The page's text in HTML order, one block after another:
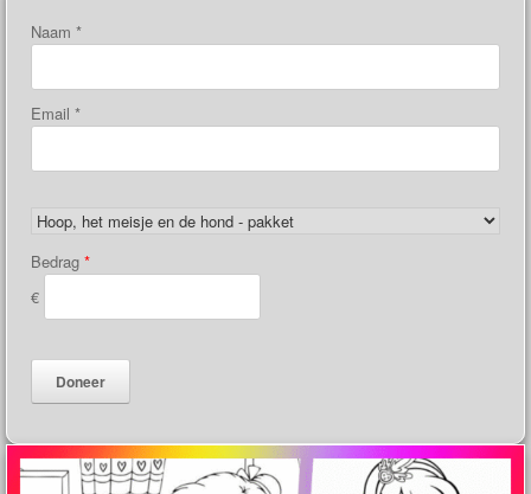
Naam *
Email *
Bedrag *
€
Doneer